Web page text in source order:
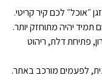
״אוכל״ לכם קיר קריטי.
תמיד יהיה מתוחזק יותר.
פתיחת דלת, ריהוט
לפעמים מורכב באתר.